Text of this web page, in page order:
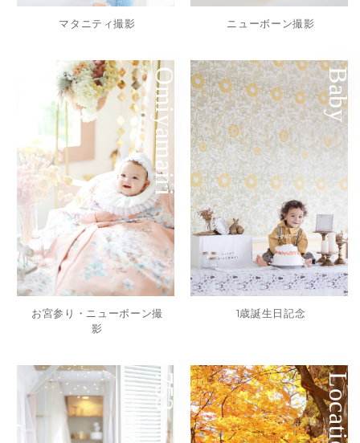
マタニティ撮影 ニューボーン撮影
Omiyamairi
お宮参り・ニューボーン撮
影
Baby
1歳誕生日記念
753 Location